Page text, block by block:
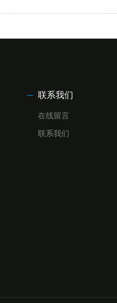
联系我们
在线留言
联系我们